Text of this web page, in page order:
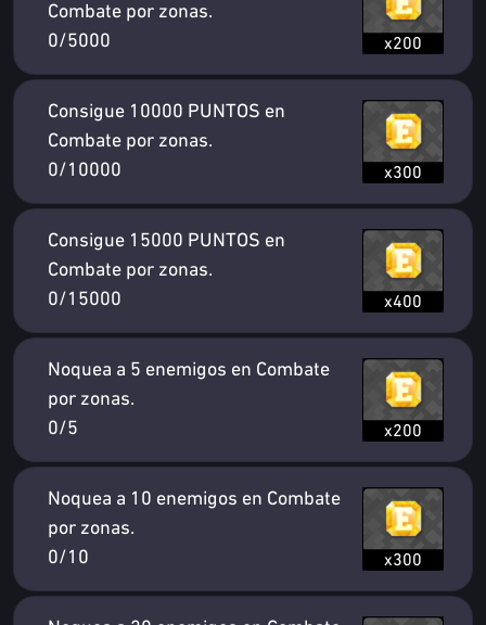
Combate por zonas.
0/5000
x200
Consigue 10000 PUNTOS en
Combate por zonas.
0/10000
x300
Consigue 15000 PUNTOS en
Combate por zonas.
0/15000
x400
Noquea a 5 enemigos en Combate
por zonas.
0/5
x200
Noquea a 10 enemigos en Combate
por zonas.
0/10
x300